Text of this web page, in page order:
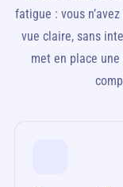
fatigue : vous
vue claire, sans
met en place